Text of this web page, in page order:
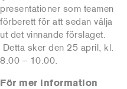
presentationer som teamen
förberett för att sedan välja
ut det vinnande förslaget.
Detta sker den 25 april, kl.
8.00 – 10.00.
För mer information